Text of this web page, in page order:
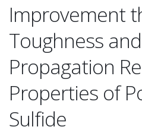
Improvement
Toughness
Propagation
Properties of
Sulfide